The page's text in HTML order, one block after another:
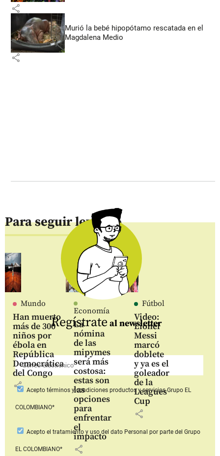
share
Murió la bebé hipopótamo rescatada en el
Magdalena Medio
share
Para seguir leyendo
Mundo
Han muerto
más de 300
niños por
ébola en
República
Democrática
del Congo
share
Economía
La
nómina
de las
mipymes
será más
costosa:
estas son
las
opciones
para
enfrentar
el
impacto
share
Fútbol
Video:
Lionel
Messi
marcó
doblete
y ya es el
goleador
de la
Leagues
Cup
share
Regístrate al newsletter
Aceptotérminos y condiciones productos y serviciosGrupo EL
COLOMBIANO*
Acepto el tratamiento y uso del dato Personal por parte del Grupo
EL COLOMBIANO*